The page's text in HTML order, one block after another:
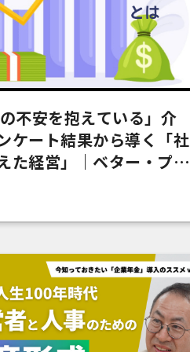
不安を抱えている」介
ケート結果から導く「社
た経営」｜ベター・プレ